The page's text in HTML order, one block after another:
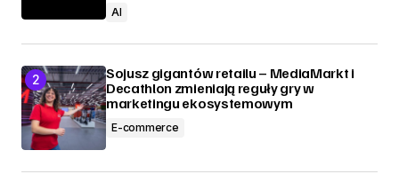
AI
Sojusz gigantów retailu – MediaMarkt i
Decathlon zmieniają reguły gry w
marketingu ekosystemowym
E-commerce